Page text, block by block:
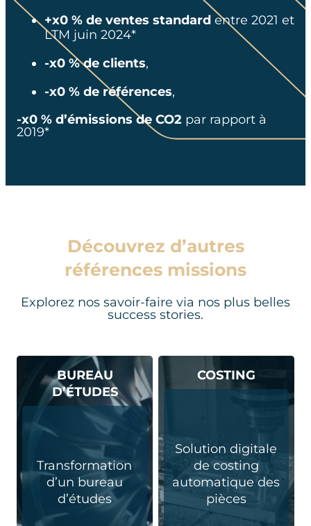
+x0 % de ventes standard entre 2021 et
LTM juin 2024*
-x0 % de clients,
-x0 % de références,
-x0 % d’émissions de CO2 par rapport à
2019*
Découvrez d’autres
références missions
Explorez nos savoir-faire via nos plus belles
success stories.
BUREAU
D’ÉTUDES
Transformation
d’un bureau
d’études
COSTING
Solution digitale
de costing
automatique​ des
pièces